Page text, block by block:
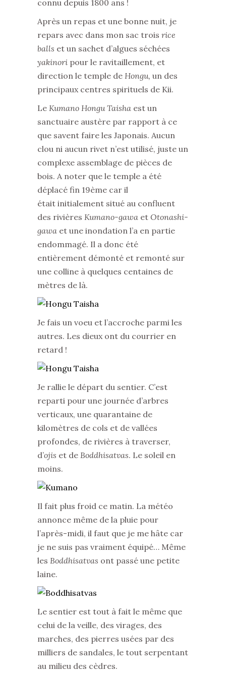
connu depuis 1800 ans !
Après un repas et une bonne nuit, je
repars avec dans mon sac trois rice
balls et un sachet d’algues séchées
yakinori pour le ravitaillement, et
direction le temple de Hongu, un des
principaux centres spirituels de Kii.
Le Kumano Hongu Taisha est un
sanctuaire austère par rapport à ce
que savent faire les Japonais. Aucun
clou ni aucun rivet n’est utilisé, juste un
complexe assemblage de pièces de
bois. A noter que le temple a été
déplacé fin 19ème car il
était initialement situé au confluent
des rivières Kumano-gawa et Otonashi-
gawa et une inondation l’a en partie
endommagé. Il a donc été
entièrement démonté et remonté sur
une colline à quelques centaines de
mètres de là.
Je fais un voeu et l’accroche parmi les
autres. Les dieux ont du courrier en
retard !
Je rallie le départ du sentier. C’est
reparti pour une journée d’arbres
verticaux, une quarantaine de
kilomètres de cols et de vallées
profondes, de rivières à traverser,
d’ojis et de Boddhisatvas. Le soleil en
moins.
Il fait plus froid ce matin. La météo
annonce même de la pluie pour
l’après-midi, il faut que je me hâte car
je ne suis pas vraiment équipé… Même
les Boddhisatvas ont passé une petite
laine.
Le sentier est tout à fait le même que
celui de la veille, des virages, des
marches, des pierres usées par des
milliers de sandales, le tout serpentant
au milieu des cèdres.